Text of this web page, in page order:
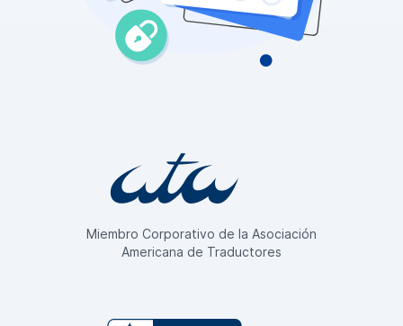
Miembro Corporativo de la Asociación
Americana de Traductores